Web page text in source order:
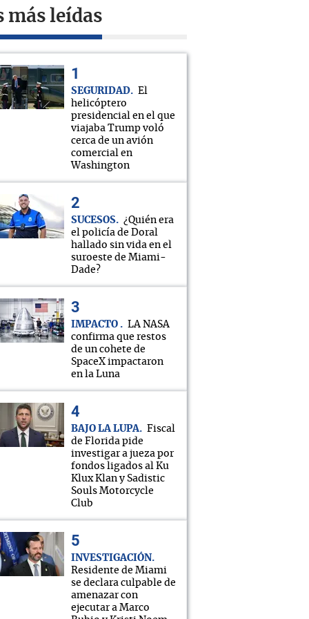
más leídas
SEGURIDAD
El
helicóptero
presidencial en el que
viajaba Trump voló
cerca de un avión
comercial en
Washington
SUCESOS
¿Quién era
el policía de Doral
hallado sin vida en el
suroeste de Miami-
Dade?
IMPACTO
LA NASA
confirma que restos
de un cohete de
SpaceX impactaron
en la Luna
BAJO LA LUPA
Fiscal
de Florida pide
investigar a jueza por
fondos ligados al Ku
Klux Klan y Sadistic
Souls Motorcycle
Club
INVESTIGACIÓN
Residente de Miami
se declara culpable de
amenazar con
ejecutar a Marco